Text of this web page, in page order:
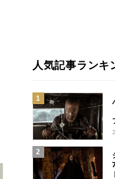
人気記事ランキ